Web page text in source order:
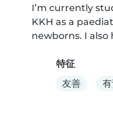
I’m currently
KKH as a
newborns. I
特征
友善